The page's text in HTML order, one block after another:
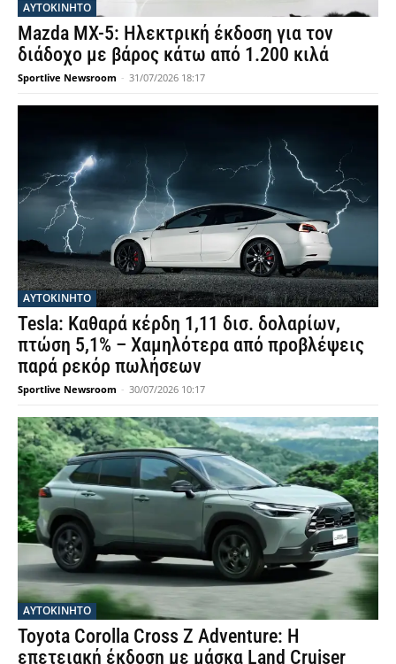
ΑΥΤΟΚΙΝΗΤΟ
Mazda MX-5: Ηλεκτρική έκδοση για τον
διάδοχο με βάρος κάτω από 1.200 κιλά
Sportlive Newsroom - 31/07/2026 18:17
ΑΥΤΟΚΙΝΗΤΟ
Tesla: Καθαρά κέρδη 1,11 δισ. δολαρίων,
πτώση 5,1% – Χαμηλότερα από προβλέψεις
παρά ρεκόρ πωλήσεων
Sportlive Newsroom - 30/07/2026 10:17
ΑΥΤΟΚΙΝΗΤΟ
Toyota Corolla Cross Z Adventure: Η
επετειακή έκδοση με μάσκα Land Cruiser